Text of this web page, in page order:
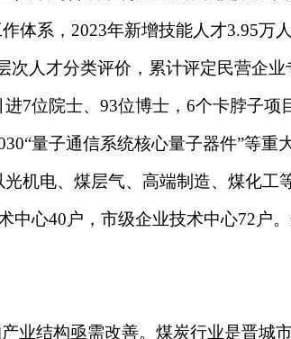
体系，2023年新增技能人才3.95万
次人才分类评价，累计评定民营企
7位院士、93位博士，6个卡脖子
量子通信系统核心量子器件”等
机电、煤层气、高端制造、煤化工
中心40户，市级企业技术中心72户
结构亟需改善。煤炭行业是晋城